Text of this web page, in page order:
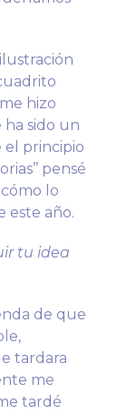
hizo
ha sido un
el principio
pensé
lo
este año.
tu idea
de que
tardara
me
tardé